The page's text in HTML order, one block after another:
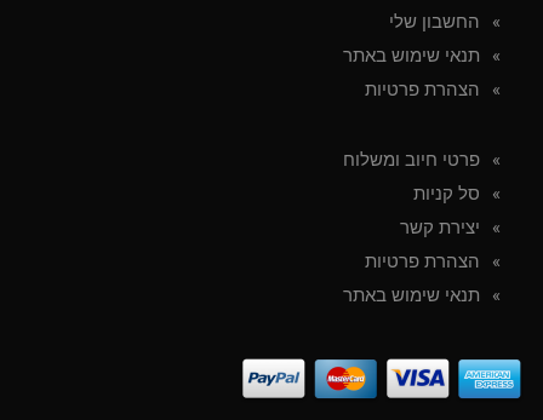
החשבון שלי
תנאי שימוש באתר
הצהרת פרטיות
פרטי חיוב ומשלוח
סל קניות
יצירת קשר
הצהרת פרטיות
תנאי שימוש באתר